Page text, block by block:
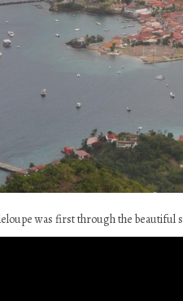
was first through the beautiful